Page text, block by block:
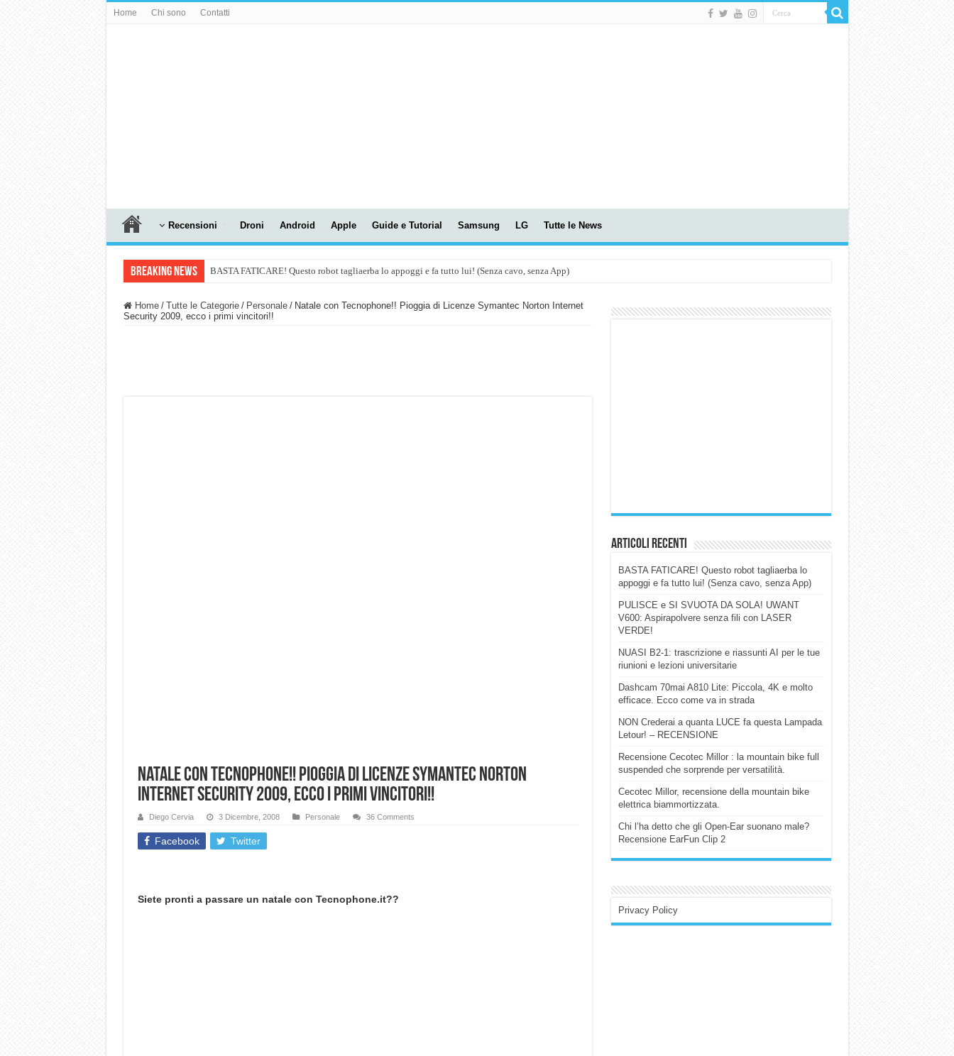
Home Chi sono Contatti
Recensioni Droni Android Apple Guide e Tutorial Samsung LG Tutte le News
Breaking News BASTA FATICARE! Questo robot tagliaerba lo appoggi e fa tutto lui! (Senza cavo, senza App)
NUASI B2-1: trascrizione e riassunti AI per le tue riunioni e lezioni universitarie
Home / Tutte le Categorie / Personale / Natale con Tecnophone!! Pioggia di Licenze Symantec Norton Internet
Security 2009, ecco i primi vincitori!!
Natale con Tecnophone!! Pioggia di Licenze Symantec Norton
Internet Security 2009, ecco i primi vincitori!!
Diego Cervia 3 Dicembre, 2008 Personale 36 Comments
Facebook Twitter
Siete pronti a passare un natale con Tecnophone.it??
Articoli Recenti
BASTA FATICARE! Questo robot tagliaerba lo
appoggi e fa tutto lui! (Senza cavo, senza App)
PULISCE e SI SVUOTA DA SOLA! UWANT
V600: Aspirapolvere senza fili con LASER
VERDE!
NUASI B2-1: trascrizione e riassunti AI per le tue
riunioni e lezioni universitarie
Dashcam 70mai A810 Lite: Piccola, 4K e molto
efficace. Ecco come va in strada
NON Crederai a quanta LUCE fa questa Lampada
Letour! – RECENSIONE
Recensione Cecotec Millor : la mountain bike full
suspended che sorprende per versatilità.
Cecotec Millor, recensione della mountain bike
elettrica biammortizzata.
Chi l’ha detto che gli Open-Ear suonano male?
Recensione EarFun Clip 2
Privacy Policy